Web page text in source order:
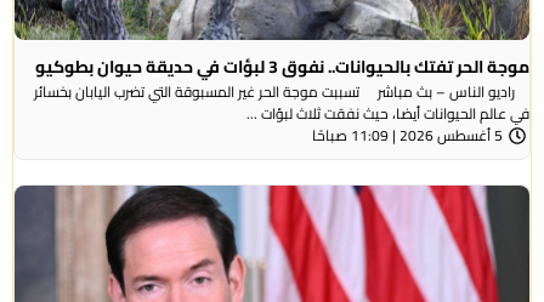
موجة الحر تفتك بالحيوانات.. نفوق 3 لبؤات في حديقة حيوان بطوكيو
راديو الناس – بث مباشر تسببت موجة الحر غير المسبوقة التي تضرب اليابان بخسائر
في عالم الحيوانات أيضا، حيث نفقت ثلاث لبؤات ...
5 أغسطس 2026 | 11:09 صباحًا